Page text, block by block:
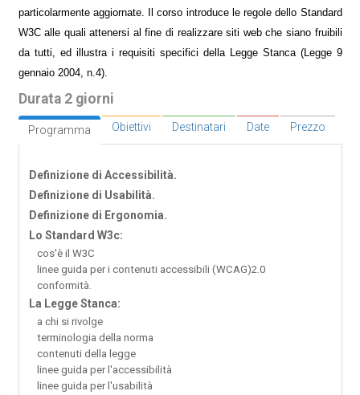
particolarmente aggiornate. Il corso introduce le regole dello Standard
W3C alle quali attenersi al fine di realizzare siti web che siano fruibili
da tutti, ed illustra i requisiti specifici della Legge Stanca (Legge 9
gennaio 2004, n.4).
Durata 2 giorni
Programma Obiettivi Destinatari Date Prezzo
Definizione di Accessibilità.
Definizione di Usabilità.
Definizione di Ergonomia.
Lo Standard W3c:
cos'è il W3C
linee guida per i contenuti accessibili (WCAG)2.0
conformità.
La Legge Stanca:
a chi si rivolge
terminologia della norma
contenuti della legge
linee guida per l'accessibilità
linee guida per l'usabilità